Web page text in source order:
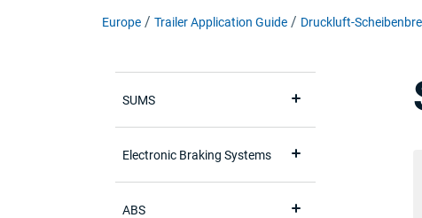
Europe Trailer Application Guide Druckluft-
SUMS
Electronic Braking Systems
ABS